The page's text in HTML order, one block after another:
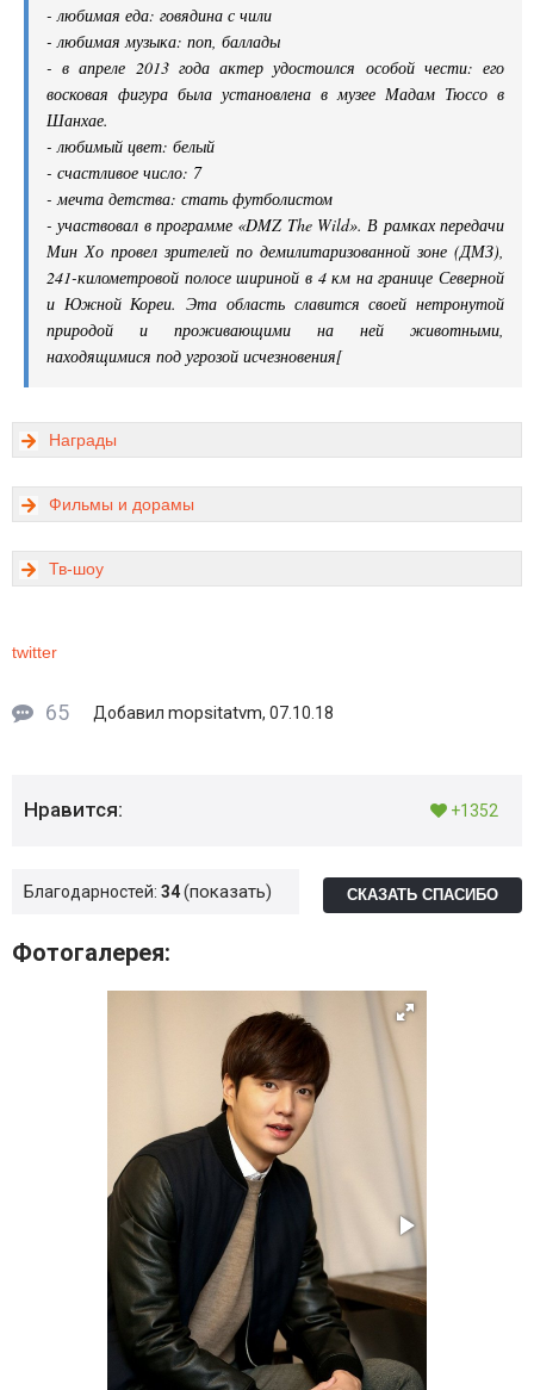
- любимая еда: говядина с чили
- любимая музыка: поп, баллады
- в апреле 2013 года актер удостоился особой чести: его
восковая фигура была установлена в музее Мадам Тюссо в
Шанхае.
- любимый цвет: белый
- счастливое число: 7
- мечта детства: стать футболистом
- участвовал в программе «DMZ The Wild». В рамках передачи
Мин Хо провел зрителей по демилитаризованной зоне (ДМЗ),
241-километровой полосе шириной в 4 км на границе Северной
и Южной Кореи. Эта область славится своей нетронутой
природой и проживающими на ней животными,
находящимися под угрозой исчезновения[
Награды
Фильмы и дорамы
Тв-шоу
twitter
65 Добавил mopsitatvm, 07.10.18
Нравится: +1352
Благодарностей: 34 показать СКАЗАТЬ СПАСИБО
Фотогалерея: